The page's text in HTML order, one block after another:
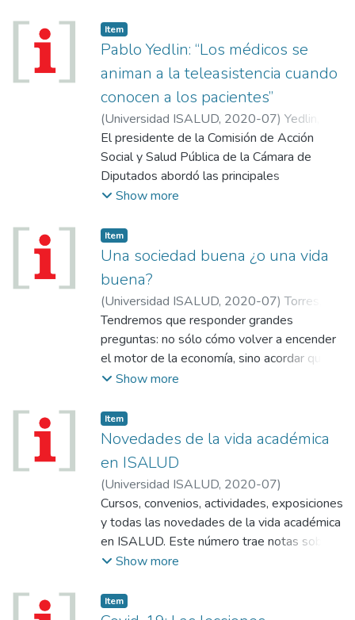
telemedicina, los dos lados de la
transformación.
Item
Pablo Yedlin: “Los médicos se
animan a la teleasistencia cuando
conocen a los pacientes”
(Universidad ISALUD, 2020-07) Yedlin,
Pablo
El presidente de la Comisión de Acción
Social y Salud Pública de la Cámara de
Diputados abordó las principales
novedades que introdujo la nueva ley de
los cambios en marcha aún pendientes,
como la historia clínica digital.
Show more
Item
Una sociedad buena ¿o una vida
buena?
(Universidad ISALUD, 2020-07)Torres,
Rubén
Tendremos que responder grandes
preguntas: no sólo cómo volver a encender
el motor de la economía, sino acordar que
tipo de economía queremos, sin olvidar que
felicidad colectiva, y que una buena vida, no
es lo mismo que una sociedad buena.
Show more
Item
Novedades de la vida académica
en ISALUD
(Universidad ISALUD, 2020-07)
Cursos, convenios, actividades, exposiciones
y todas las novedades de la vida académica
en ISALUD. Este número trae notas sobre:
Becas “Dr. Mario González
adultos mayores; Conferencia Virtual:
Show more
Item